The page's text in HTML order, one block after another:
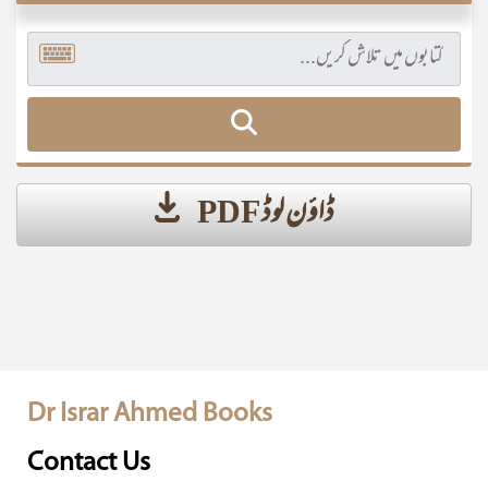
ڈاؤن لوڈ PDF
Dr Israr Ahmed Books
Contact Us